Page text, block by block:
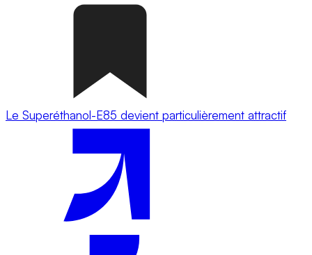
Le Superéthanol-E85 devient particulièrement attractif